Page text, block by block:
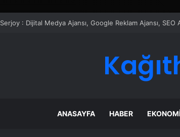
UETDS Nedir ? Uetds.com İle Akıllı Dijital Taşımacılık
ANASAYFA HABER EKONOMI